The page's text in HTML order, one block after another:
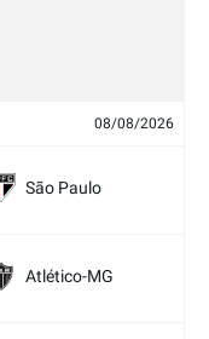
08/08/2026
São Paulo
Atlético-MG